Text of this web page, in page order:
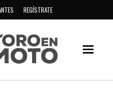
REGÍSTRATE